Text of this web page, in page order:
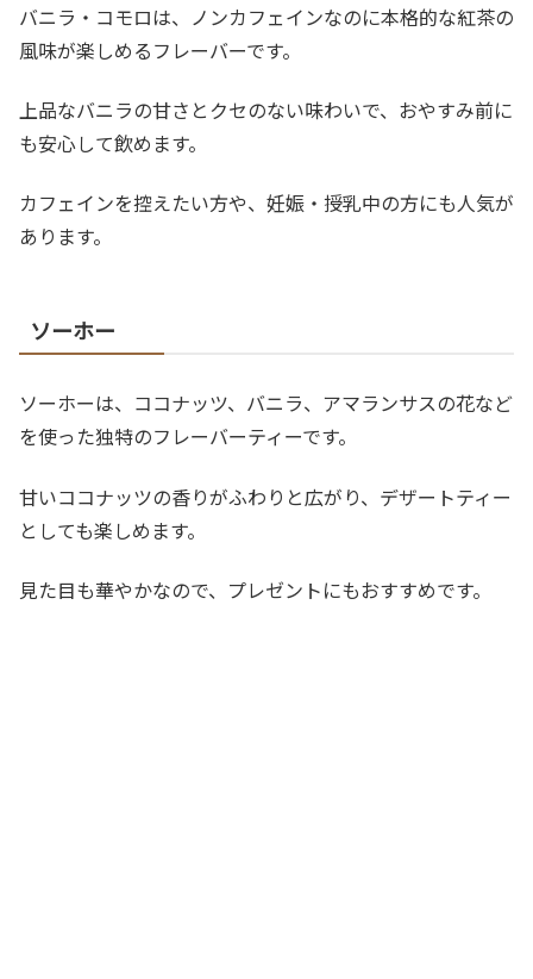
バニラ・コモロは、ノンカフェインなのに本格的な紅茶の
風味が楽しめるフレーバーです。
上品なバニラの甘さとクセのない味わいで、おやすみ前に
も安心して飲めます。
カフェインを控えたい方や、妊娠・授乳中の方にも人気が
あります。
ソーホー
ソーホーは、ココナッツ、バニラ、アマランサスの花など
を使った独特のフレーバーティーです。
甘いココナッツの香りがふわりと広がり、デザートティー
としても楽しめます。
見た目も華やかなので、プレゼントにもおすすめです。